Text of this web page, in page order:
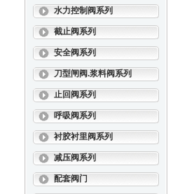
水力控制阀系列
截止阀系列
安全阀系列
刀型闸阀.浆料阀系列
止回阀系列
呼吸阀系列
衬胶衬里阀系列
减压阀系列
配套阀门